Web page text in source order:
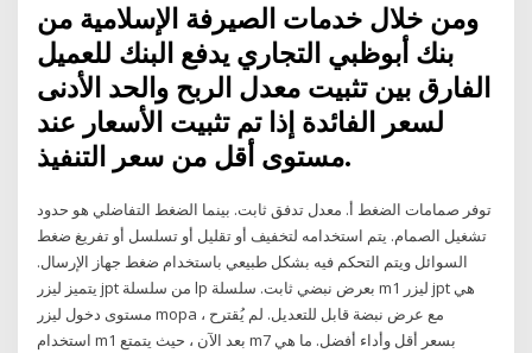
ومن خلال خدمات الصيرفة الإسلامية من
بنك أبوظبي التجاري يدفع البنك للعميل
الفارق بين تثبيت معدل الربح والحد الأدنى
لسعر الفائدة إذا تم تثبيت الأسعار عند
مستوى أقل من سعر التنفيذ.
توفر صمامات الضغط أ. معدل تدفق ثابت. بينما الضغط التفاضلي هو حدود
تشغيل الصمام. يتم استخدامه لتخفيف أو تقليل أو تسلسل أو تفريغ ضغط
السوائل ويتم التحكم فيه بشكل طبيعي باستخدام ضغط جهاز الإرسال.
يتميز ليزر jpt من سلسلة lp بعرض نبضي ثابت. سلسلة m1 ليزر jpt هي
مستوى دخول ليزر mopa ، مع عرض نبضة قابل للتعديل. لم يُقترح
استخدام m1 بعد الآن ، حيث يتمتع m7 بسعر أقل وأداء أفضل. ما هي